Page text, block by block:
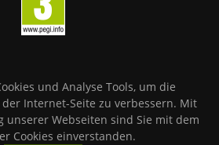
und Analyse Tools, um die
Internet-Seite zu verbessern. Mit
unserer Webseiten sind Sie mit dem
Cookies einverstanden.